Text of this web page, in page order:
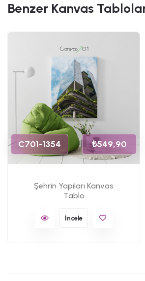
Benzer Kanvas
C701-1354 ₺549,90
Şehrin Yapıları Kanvas
Tablo
İncele